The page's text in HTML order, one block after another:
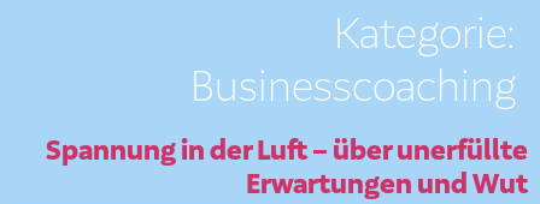
Kategorie:
Businesscoaching
Spannung in der Luft – über unerfüllte
Erwartungen und Wut